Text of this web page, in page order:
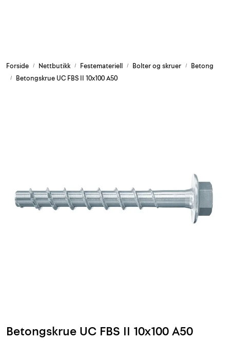
Forside Nettbutikk Festemateriell Bolter og skruer
Betong
Betongskrue UC FBS II 10x100 A50
Betongskrue UC FBS II 10x100 A50
Belysning og sesong
HMS
Vanntetting